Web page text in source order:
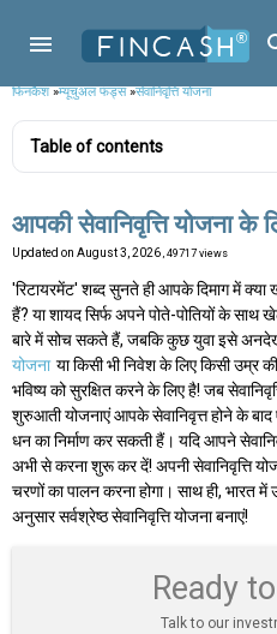
फिनकैश»म्यूचुअल फंड्स»सेवानिवृत्ति योजना
Table of contents
आपकी सेवानिवृत्ति योजना के
Updated on August 3, 2026 , 49717 views
'रिटायरमेंट' शब्द सुनते ही आपके दिमाग में
हैं? या शायद सिर्फ अपने पोते-पोतियों के साथ
बारे में सोच सकते हैं, जबकि कुछ युवा इसे
योजना या किसी भी निवेश के लिए किसी
भविष्य को सुरक्षित करने के लिए है! जब
शुरुआती योजनाएं आपके सेवानिवृत्त होने के बाद
धन का निर्माण कर सकती हैं। यदि आपने
अभी से करना शुरू कर दें! अपनी सेवानिवृत्ति
चरणों का पालन करना होगा। साथ ही,
अनुसार सर्वश्रेष्ठ सेवानिवृत्ति योजना बनाएं!
Ready
Talk to our